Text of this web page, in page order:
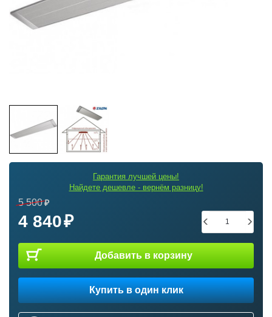
Гарантия лучшей цены!
Найдете дешевле - вернём разницу!
5 500
4 840
Добавить в корзину
Купить в один клик